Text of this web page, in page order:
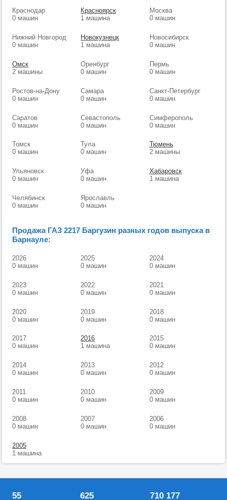
Краснодар
0 машин
Красноярск
1 машина
Москва
0 машин
Нижний Новгород
0 машин
Новокузнецк
1 машина
Новосибирск
0 машин
Омск
2 машины
Оренбург
0 машин
Пермь
0 машин
Ростов-на-Дону
0 машин
Самара
0 машин
Санкт-Петербург
0 машин
Саратов
0 машин
Севастополь
0 машин
Симферополь
0 машин
Томск
0 машин
Тула
0 машин
Тюмень
2 машины
Ульяновск
0 машин
Уфа
0 машин
Хабаровск
1 машина
Челябинск
0 машин
Ярославль
0 машин
Продажа ГАЗ 2217 Баргузин разных годов выпуска в
Барнауле:
2026
0 машин
2025
0 машин
2024
0 машин
2023
0 машин
2022
0 машин
2021
0 машин
2020
0 машин
2019
0 машин
2018
0 машин
2017
0 машин
2016
1 машина
2015
0 машин
2014
0 машин
2013
0 машин
2012
0 машин
2011
0 машин
2010
0 машин
2009
0 машин
2008
0 машин
2007
0 машин
2006
0 машин
2005
1 машина
55 625 710 177